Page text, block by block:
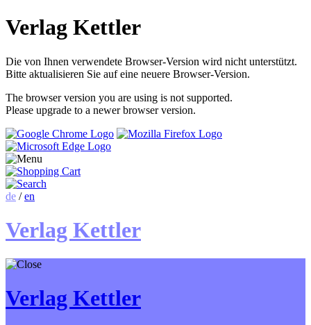
Verlag Kettler
Die von Ihnen verwendete Browser-Version wird nicht unterstützt.
Bitte aktualisieren Sie auf eine neuere Browser-Version.
The browser version you are using is not supported.
Please upgrade to a newer browser version.
de /en
Verlag Kettler
Verlag Kettler